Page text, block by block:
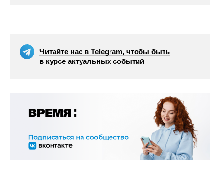
Читайте нас в Telegram, чтобы быть
в курсе актуальных событий